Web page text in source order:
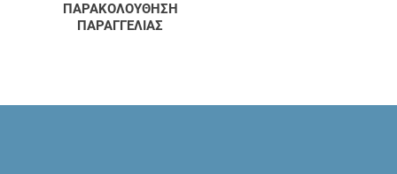
ΠΑΡΑΚΟΛΟΥΘΗΣΗ
ΠΑΡΑΓΓΕΛΙΑΣ